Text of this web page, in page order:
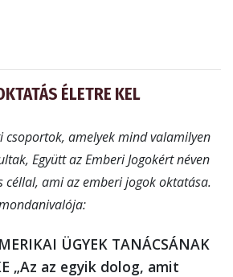
ÉLETRE KEL
csoportok, amelyek mind valamilyen
Együtt az Emberi Jogokért néven
céllal, ami az emberi jogok oktatása.
ÜGYEK TANÁCSÁNAK
„Az az egyik dolog, amit